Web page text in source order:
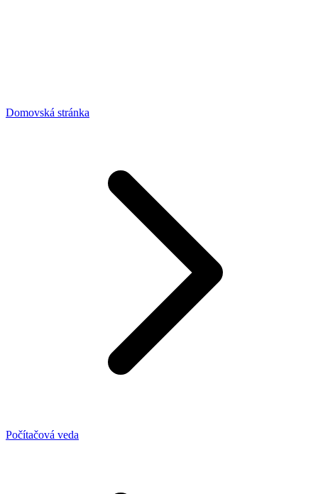
Domovská stránka
Počítačová veda